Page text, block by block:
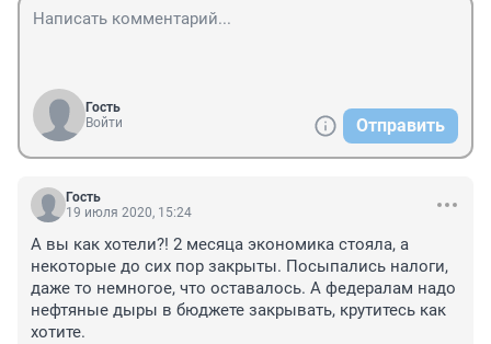
Гость
Войти
Отправить
Гость
19 июля 2020, 15:24
А вы как хотели?! 2 месяца экономика стояла, а
некоторые до сих пор закрыты. Посыпались налоги,
даже то немногое, что оставалось. А федералам надо
нефтяные дыры в бюджете закрывать, крутитесь как
хотите.